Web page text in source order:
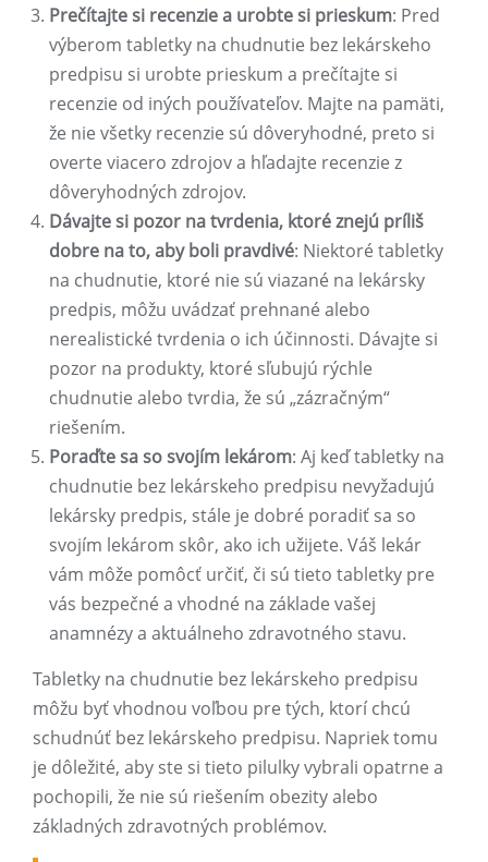
Prečítajte si recenzie a urobte si prieskum: Pred
výberom tabletky na chudnutie bez lekárskeho
predpisu si urobte prieskum a prečítajte si
recenzie od iných používateľov. Majte na pamäti,
že nie všetky recenzie sú dôveryhodné, preto si
overte viacero zdrojov a hľadajte recenzie z
dôveryhodných zdrojov.
Dávajte si pozor na tvrdenia, ktoré znejú príliš
dobre na to, aby boli pravdivé: Niektoré tabletky
na chudnutie, ktoré nie sú viazané na lekársky
predpis, môžu uvádzať prehnané alebo
nerealistické tvrdenia o ich účinnosti. Dávajte si
pozor na produkty, ktoré sľubujú rýchle
chudnutie alebo tvrdia, že sú „zázračným“
riešením.
Poraďte sa so svojím lekárom: Aj keď tabletky na
chudnutie bez lekárskeho predpisu nevyžadujú
lekársky predpis, stále je dobré poradiť sa so
svojím lekárom skôr, ako ich užijete. Váš lekár
vám môže pomôcť určiť, či sú tieto tabletky pre
vás bezpečné a vhodné na základe vašej
anamnézy a aktuálneho zdravotného stavu.
Tabletky na chudnutie bez lekárskeho predpisu
môžu byť vhodnou voľbou pre tých, ktorí chcú
schudnúť bez lekárskeho predpisu. Napriek tomu
je dôležité, aby ste si tieto pilulky vybrali opatrne a
pochopili, že nie sú riešením obezity alebo
základných zdravotných problémov.